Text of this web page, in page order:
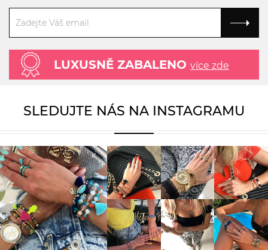
LUXUSNĚ ZABALENO více zde
SLEDUJTE NÁS NA INSTAGRAMU